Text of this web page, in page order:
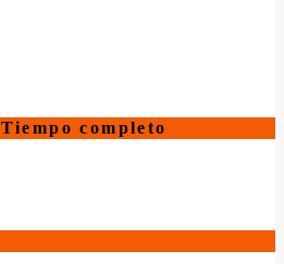
Tiempo completo